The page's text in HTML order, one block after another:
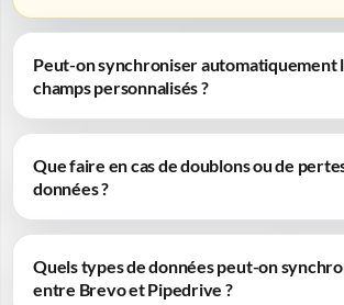
Peut-on synchroniser automatiquement
champs personnalisés ?
Que faire en cas de doublons ou de
données ?
Quels types de données peut-on
entre Brevo et Pipedrive ?